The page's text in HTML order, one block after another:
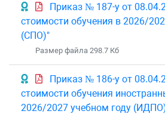
Приказ № 187-у от
стоимости обучения в 2026/
(СПО)"
Размер файла 298.7 Кб
Приказ № 186-у от
стоимости обучения
2026/2027 учебном году